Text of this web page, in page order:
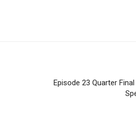
My
Episode 23 Quarter